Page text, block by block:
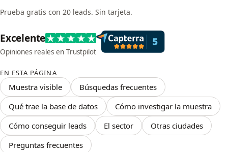
Prueba gratis con 20 leads. Sin tarjeta.
Excelente
Opiniones reales en Trustpilot
EN ESTA PÁGINA
Muestra visible
Búsquedas frecuentes
Qué trae la base de datos
Cómo investigar la muestra
Cómo conseguir leads
El sector
Otras ciudades
Preguntas frecuentes